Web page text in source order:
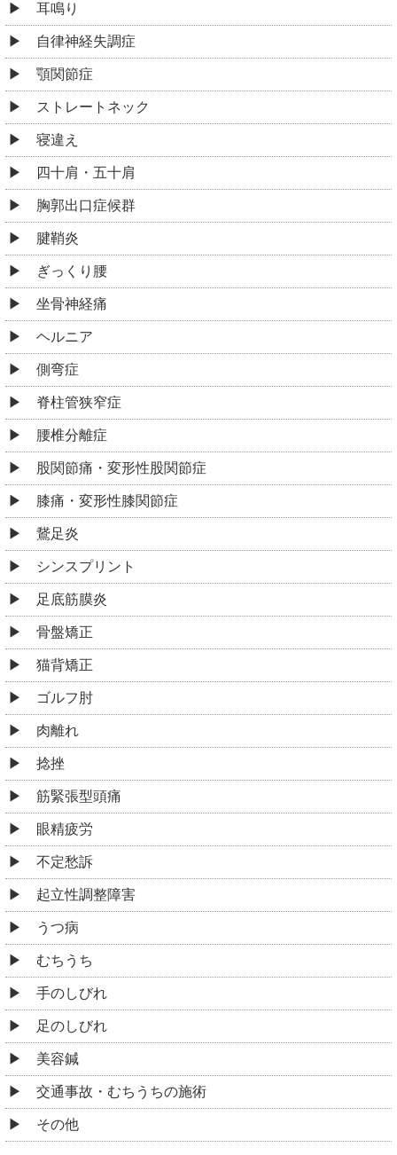
耳鳴り
自律神経失調症
顎関節症
ストレートネック
寝違え
四十肩・五十肩
胸郭出口症候群
腱鞘炎
ぎっくり腰
坐骨神経痛
ヘルニア
側弯症
脊柱管狭窄症
腰椎分離症
股関節痛・変形性股関節症
膝痛・変形性膝関節症
鵞足炎
シンスプリント
足底筋膜炎
骨盤矯正
猫背矯正
ゴルフ肘
肉離れ
捻挫
筋緊張型頭痛
眼精疲労
不定愁訴
起立性調整障害
うつ病
むちうち
手のしびれ
足のしびれ
美容鍼
交通事故・むちうちの施術
その他